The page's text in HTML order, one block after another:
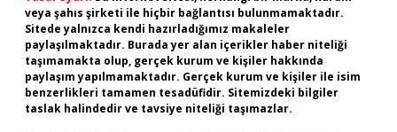
veya şahıs şirketi ile hiçbir bağlantısı bulunmamaktadır.
Sitede yalnızca kendi hazırladığımız makaleler
paylaşılmaktadır. Burada yer alan içerikler haber niteliği
taşımamakta olup, gerçek kurum ve kişiler hakkında
paylaşım yapılmamaktadır. Gerçek kurum ve kişiler ile isim
benzerlikleri tamamen tesadüfidir. Sitemizdeki bilgiler
taslak halindedir ve tavsiye niteliği taşımazlar.